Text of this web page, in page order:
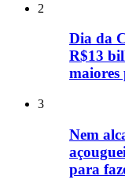
2
Dia da
R$13
maiores
3
Nem
para